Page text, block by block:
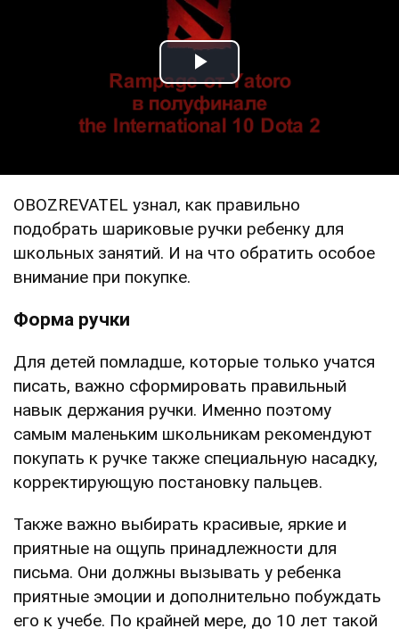
Play Video
OBOZREVATEL узнал, как правильно
подобрать шариковые ручки ребенку для
школьных занятий. И на что обратить особое
внимание при покупке.
Форма ручки
Для детей помладше, которые только учатся
писать, важно сформировать правильный
навык держания ручки. Именно поэтому
самым маленьким школьникам рекомендуют
покупать к ручке также специальную насадку,
корректирующую постановку пальцев.
Также важно выбирать красивые, яркие и
приятные на ощупь принадлежности для
письма. Они должны вызывать у ребенка
приятные эмоции и дополнительно побуждать
его к учебе. По крайней мере, до 10 лет такой